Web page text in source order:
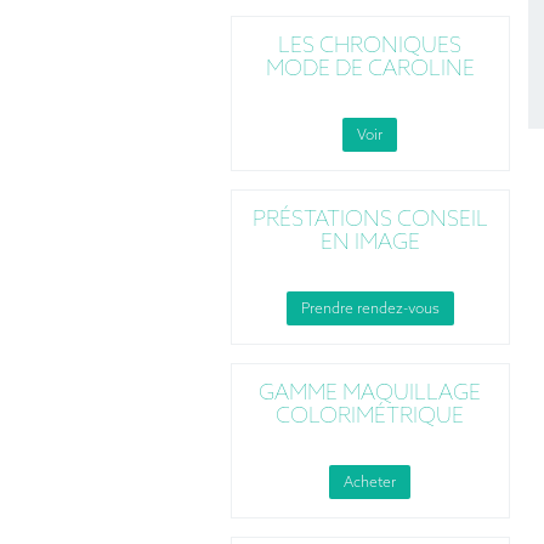
LES CHRONIQUES
MODE DE CAROLINE
Voir
PRÉSTATIONS CONSEIL
EN IMAGE
Prendre rendez-vous
GAMME MAQUILLAGE
COLORIMÉTRIQUE
Acheter